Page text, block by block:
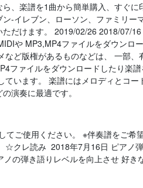
、楽譜を1曲から簡単購入、すぐに
‐イレブン、ローソン、ファミリー
だけます。 2019/02/26 2018/07/
や MP3,MP4ファイルをダウンロ
ど版権があるものなどは、 一部、
ファイルをダウンロードしたり楽
います。 楽譜にはメロディとコ
演奏に最適です。
ご使用ください。 ※伴奏譜をご希
☆クレ読み 2018年7月16日 ピアノ
の弾き語りレベルを向上させ 好き